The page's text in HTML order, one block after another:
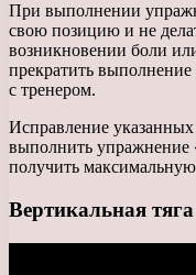
При выполнении
свою позицию и не
возникновении боли
прекратить
с тренером.
Исправление
выполнить упражнение
получить
Вертикальная